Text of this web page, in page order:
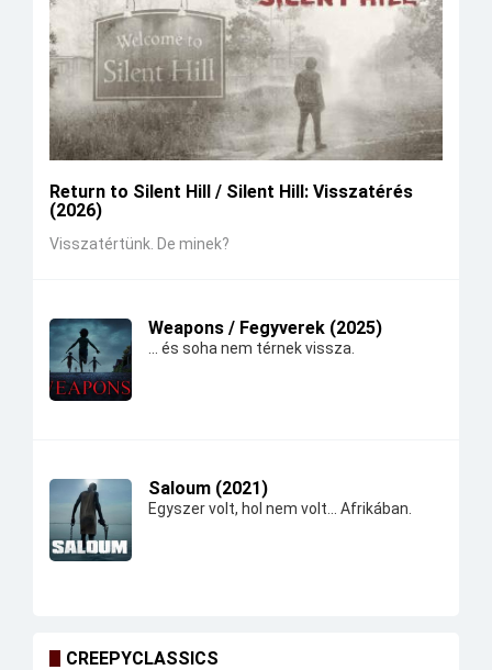
Return to Silent Hill / Silent Hill: Visszatérés
(2026)
Visszatértünk. De minek?
Weapons / Fegyverek (2025)
... és soha nem térnek vissza.
Saloum (2021)
Egyszer volt, hol nem volt... Afrikában.
CREEPYCLASSICS